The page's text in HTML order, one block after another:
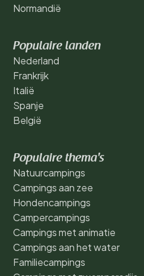
Normandië
Populaire landen
Nederland
Frankrijk
Italië
Spanje
België
Populaire thema's
Natuurcampings
Campings aan zee
Hondencampings
Campercampings
Campings met animatie
Campings aan het water
Familiecampings